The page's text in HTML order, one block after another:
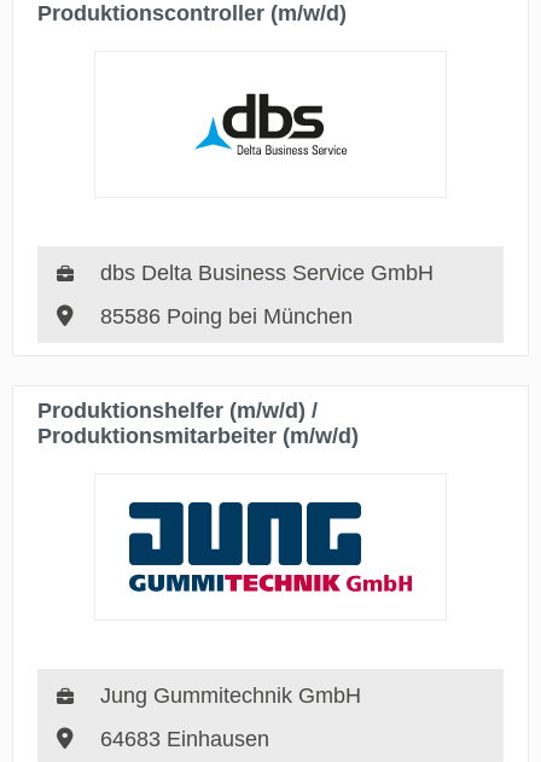
Produktionscontroller (m/w/d)
dbs Delta Business Service GmbH
85586 Poing bei München
Produktionshelfer (m/w/d) /
Produktionsmitarbeiter (m/w/d)
Jung Gummitechnik GmbH
64683 Einhausen